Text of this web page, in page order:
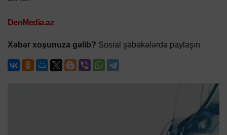
DenMedia.az
Xəbər xoşunuza gəlib? Sosial şəbəkələrdə paylaşın